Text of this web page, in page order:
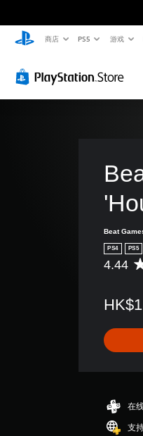
商店 PS5 游戏
Beat
PS4 PS5
平
价
.
4
颗
（
满
分
4.44
在
支